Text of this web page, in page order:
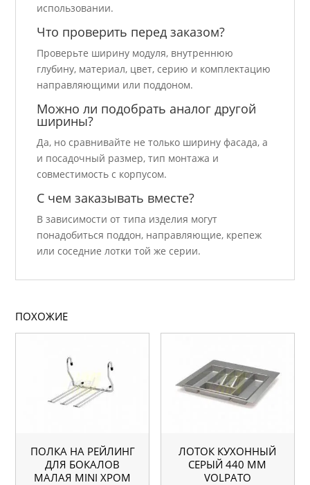
использовании.
Что проверить перед заказом?
Проверьте ширину модуля, внутреннюю
глубину, материал, цвет, серию и комплектацию
направляющими или поддоном.
Можно ли подобрать аналог другой
ширины?
Да, но сравнивайте не только ширину фасада, а
и посадочный размер, тип монтажа и
совместимость с корпусом.
С чем заказывать вместе?
В зависимости от типа изделия могут
понадобиться поддон, направляющие, крепеж
или соседние лотки той же серии.
ПОХОЖИЕ
ПОЛКА НА РЕЙЛИНГ
ДЛЯ БОКАЛОВ
МАЛАЯ MINI ХРОМ
ЛОТОК КУХОННЫЙ
СЕРЫЙ 440 ММ
VOLPATO